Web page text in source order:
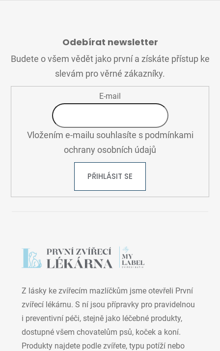
Odebírat newsletter
Budete o všem vědět jako první a získáte přístup ke
slevám pro věrné zákazníky.
E-mail
Vložením e-mailu souhlasíte s podmínkami
ochrany osobních údajů
PŘIHLÁSIT SE
Z lásky ke zvířecím mazlíčkům jsme otevřeli První
zvířecí lékárnu. S ní jsou přípravky pro pravidelnou
i preventivní péči, stejně jako léčebné produkty,
dostupné všem chovatelům psů, koček a koní.
Produkty najdete podle zvířete, typu potíží nebo